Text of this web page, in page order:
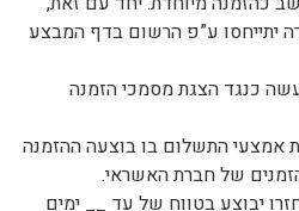
יתייחסו ע”פ הרשום בדף המבצע
כנגד הצגת מסמכי הזמנה
אמצעי התשלום בו בוצעה ההזמנה
של חברת האשראי.
יבוצע בטווח של עד __ ימים